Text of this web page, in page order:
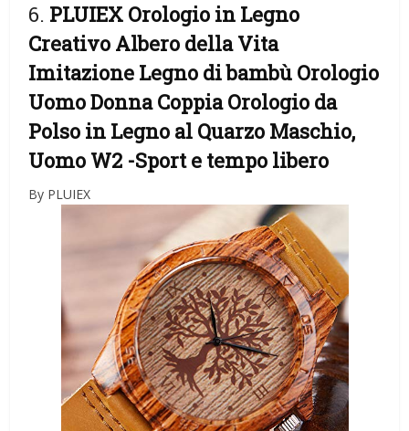
6. PLUIEX Orologio in Legno
Creativo Albero della Vita
Imitazione Legno di bambù Orologio
Uomo Donna Coppia Orologio da
Polso in Legno al Quarzo Maschio,
Uomo W2 -Sport e tempo libero
By PLUIEX